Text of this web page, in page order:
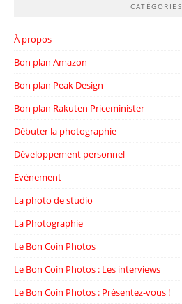
CATÉGORIES
À propos
Bon plan Amazon
Bon plan Peak Design
Bon plan Rakuten Priceminister
Débuter la photographie
Développement personnel
Evénement
La photo de studio
La Photographie
Le Bon Coin Photos
Le Bon Coin Photos : Les interviews
Le Bon Coin Photos : Présentez-vous !